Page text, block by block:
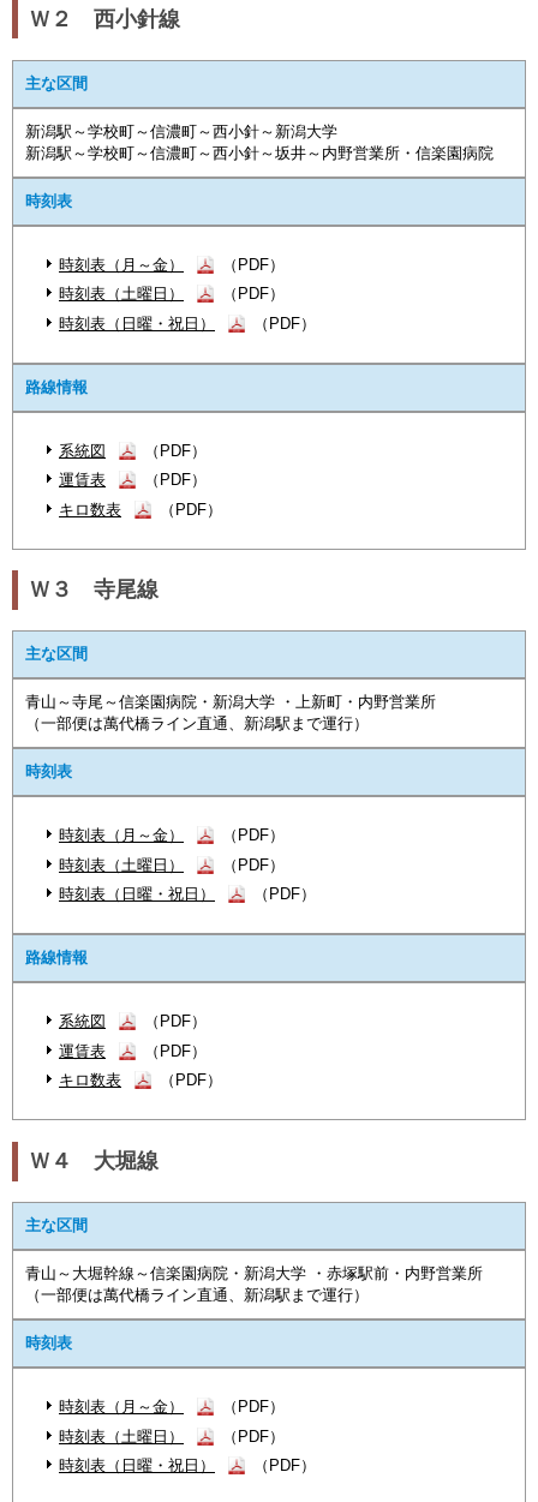
Ｗ２ 西小針線
主な区間
新潟駅～学校町～信濃町～西小針～新潟大学
新潟駅～学校町～信濃町～西小針～坂井～内野営業所・信楽園病院
時刻表
時刻表（月～金）
（PDF）
時刻表（土曜日）
（PDF）
時刻表（日曜・祝日）
（PDF）
路線情報
系統図
（PDF）
運賃表
（PDF）
キロ数表
（PDF）
Ｗ３ 寺尾線
主な区間
青山～寺尾～信楽園病院・新潟大学 ・上新町・内野営業所
（一部便は萬代橋ライン直通、新潟駅まで運行）
時刻表
時刻表（月～金）
（PDF）
時刻表（土曜日）
（PDF）
時刻表（日曜・祝日）
（PDF）
路線情報
系統図
（PDF）
運賃表
（PDF）
キロ数表
（PDF）
Ｗ４ 大堀線
主な区間
青山～大堀幹線～信楽園病院・新潟大学 ・赤塚駅前・内野営業所
（一部便は萬代橋ライン直通、新潟駅まで運行）
時刻表
時刻表（月～金）
（PDF）
時刻表（土曜日）
（PDF）
時刻表（日曜・祝日）
（PDF）